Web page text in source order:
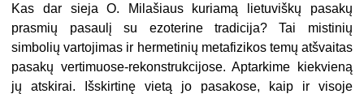
Kas dar sieja O. Milašiaus kuriamą lietuviškų pasakų
prasmių pasaulį su ezoterine tradicija? Tai mistinių
simbolių vartojimas ir hermetinių metafizikos temų atšvaitas
pasakų vertimuose-rekonstrukcijose. Aptarkime kiekvieną
jų atskirai. Išskirtinę vietą jo pasakose, kaip ir visoje